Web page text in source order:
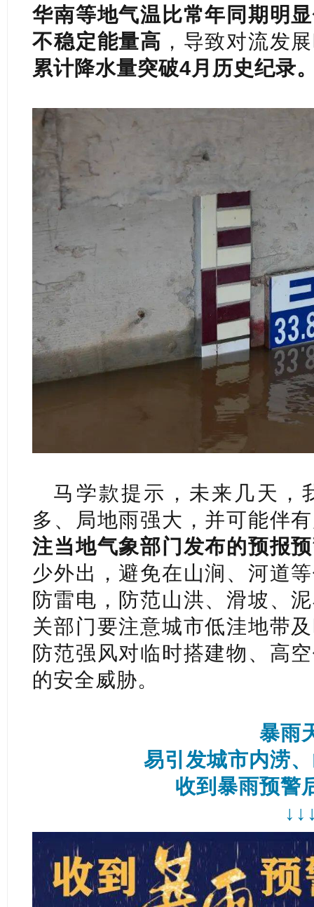
华南等地气温比常年同期明
不稳定能量高 ，导致对流发
累计降水量突破4月历史纪录
马学款提示，未来几天，
多、局地雨强大，并可能伴
注当地气象部门发布的预报
少外出，避免在山涧、河道
防雷电，防范山洪、滑坡、
关部门要注意城市低洼地带
防范强风对临时搭建物、高
的安全威胁。
暴雨
易引发城市内涝
收到暴雨预警